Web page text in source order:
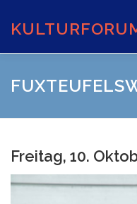
springen
AKTUELLES
Freitag, 10.